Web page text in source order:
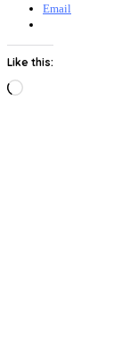
Email
Like this:
Loading…